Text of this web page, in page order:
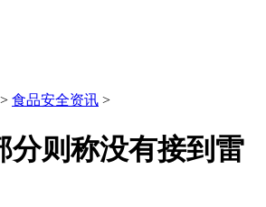
> 食品安全资讯 >
分则称没有接到雷